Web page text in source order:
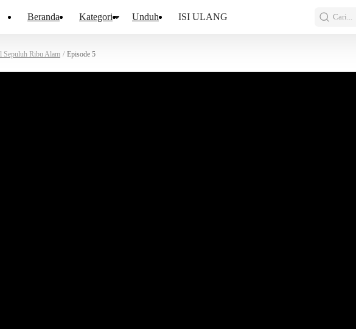
Beranda Kategori Unduh ISI ULANG Cari...
Sepuluh Ribu Alam / Episode 5